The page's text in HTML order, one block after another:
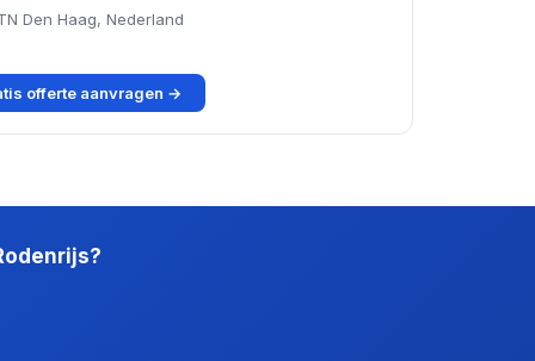
Den Haag, Nederland
offerte aanvragen →